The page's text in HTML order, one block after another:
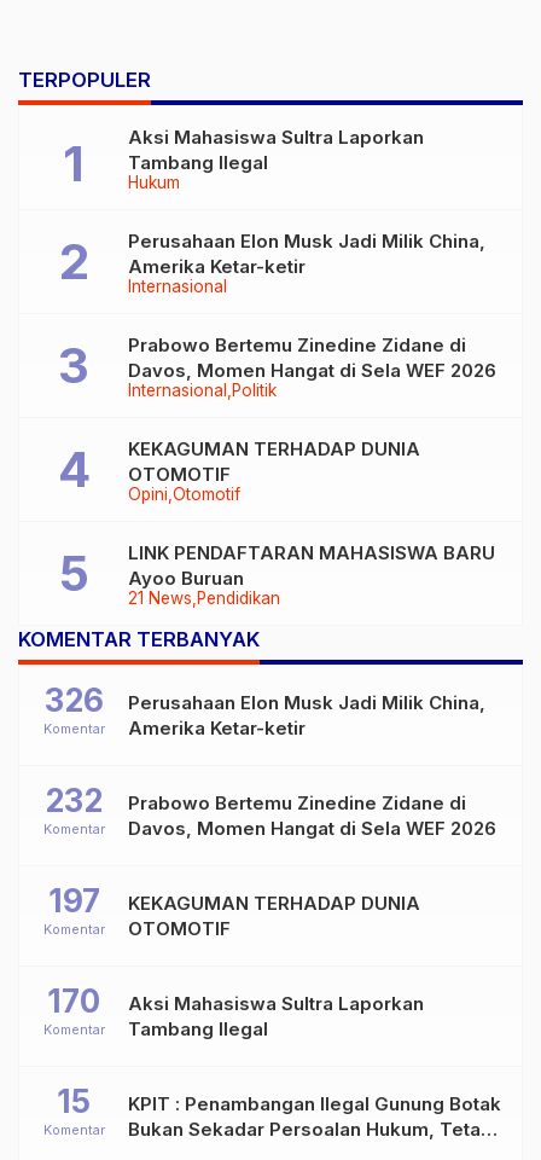
TERPOPULER
Hukum
Aksi Mahasiswa Sultra Laporkan
Tambang Ilegal
Internasional
Perusahaan Elon Musk Jadi Milik China,
Amerika Ketar-ketir
Internasional Politik
Prabowo Bertemu Zinedine Zidane di
Davos, Momen Hangat di Sela WEF 2026
Opini Otomotif
KEKAGUMAN TERHADAP DUNIA
OTOMOTIF
21 News Pendidikan
LINK PENDAFTARAN MAHASISWA BARU
Ayoo Buruan
KOMENTAR TERBANYAK
Perusahaan Elon Musk Jadi Milik China,
Amerika Ketar-ketir
326
Komentar
Prabowo Bertemu Zinedine Zidane di
Davos, Momen Hangat di Sela WEF 2026
232
Komentar
KEKAGUMAN TERHADAP DUNIA
OTOMOTIF
197
Komentar
Aksi Mahasiswa Sultra Laporkan
Tambang Ilegal
170
Komentar
KPIT : Penambangan Ilegal Gunung Botak
Bukan Sekadar Persoalan Hukum, Tetapi
15
Komentar